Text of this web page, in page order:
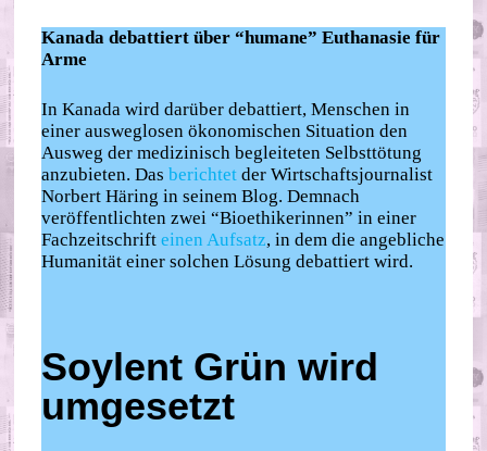
Kanada debattiert über “humane” Euthanasie für
Arme
In Kanada wird darüber debattiert, Menschen in
einer ausweglosen ökonomischen Situation den
Ausweg der medizinisch begleiteten Selbsttötung
anzubieten. Dasberichtet der Wirtschaftsjournalist
Norbert Häring in seinem Blog. Demnach
veröffentlichten zwei “Bioethikerinnen” in einer
Fachzeitschrifteinen Aufsatz, in dem die angebliche
Humanität einer solchen Lösung debattiert wird.
Soylent Grün wird
umgesetzt